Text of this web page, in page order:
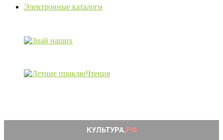
Электронные каталоги